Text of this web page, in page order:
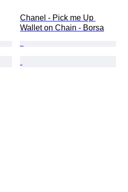
Chanel - Pick me Up
Wallet on Chain - Borsa